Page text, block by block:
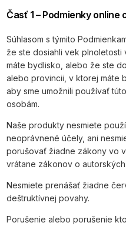
Časť 1 – Podmienky online
Súhlasom s týmito
že ste dosiahli vek
máte bydlisko, alebo že ste
alebo provincii, v ktorej máte
aby sme umožnili používať
osobám.
Naše produkty nesmiete
neoprávnené účely, ani
porušovať žiadne zákony vo
vrátane zákonov o
Nesmiete prenášať žiadne
deštruktívnej povahy.
Porušenie alebo porušenie